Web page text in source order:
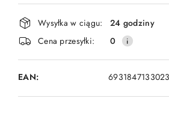
Dostępność
i
dostawa
Wysyłka w ciągu:
24 godziny
Cena przesyłki:
0
EAN: 6931847133023